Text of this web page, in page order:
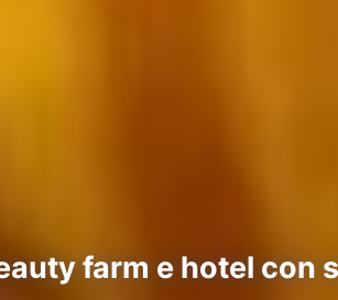
farm e hotel con